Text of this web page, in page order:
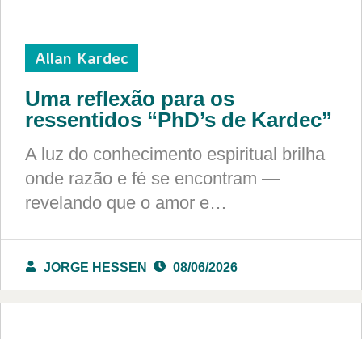
Allan Kardec
Uma reflexão para os
ressentidos “PhD’s de Kardec”
A luz do conhecimento espiritual brilha
onde razão e fé se encontram —
revelando que o amor e…
JORGE HESSEN 08/06/2026